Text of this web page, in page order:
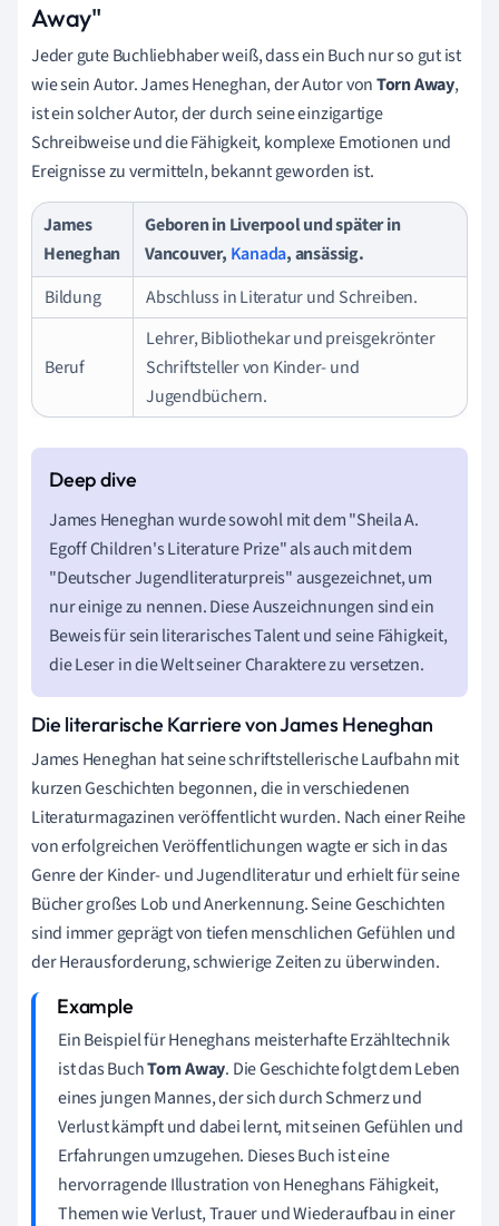
Away"
Jeder gute Buchliebhaber weiß, dass ein Buch nur so gut ist
wie sein Autor. James Heneghan, der Autor vonTorn Away,
ist ein solcher Autor, der durch seine einzigartige
Schreibweise und die Fähigkeit, komplexe Emotionen und
Ereignisse zu vermitteln, bekannt geworden ist.
James
Heneghan
Geboren in Liverpool und später in
Vancouver, Kanada, ansässig.
Bildung
Abschluss in Literatur und Schreiben.
Beruf
Lehrer, Bibliothekar und preisgekrönter
Schriftsteller von Kinder- und
Jugendbüchern.
James Heneghan wurde sowohl mit dem "Sheila A.
Egoff Children's Literature Prize" als auch mit dem
"Deutscher Jugendliteraturpreis" ausgezeichnet, um
nur einige zu nennen. Diese Auszeichnungen sind ein
Beweis für sein literarisches Talent und seine Fähigkeit,
die Leser in die Welt seiner Charaktere zu versetzen.
Die literarische Karriere von James Heneghan
James Heneghan hat seine schriftstellerische Laufbahn mit
kurzen Geschichten begonnen, die in verschiedenen
Literaturmagazinen veröffentlicht wurden. Nach einer Reihe
von erfolgreichen Veröffentlichungen wagte er sich in das
Genre der Kinder- und Jugendliteratur und erhielt für seine
Bücher großes Lob und Anerkennung. Seine Geschichten
sind immer geprägt von tiefen menschlichen Gefühlen und
der Herausforderung, schwierige Zeiten zu überwinden.
Ein Beispiel für Heneghans meisterhafte Erzähltechnik
ist das BuchTorn Away. Die Geschichte folgt dem Leben
eines jungen Mannes, der sich durch Schmerz und
Verlust kämpft und dabei lernt, mit seinen Gefühlen und
Erfahrungen umzugehen. Dieses Buch ist eine
hervorragende Illustration von Heneghans Fähigkeit,
Themen wie Verlust, Trauer und Wiederaufbau in einer